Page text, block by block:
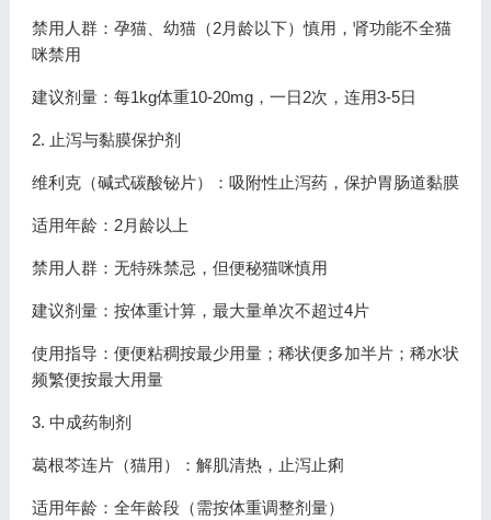
禁用人群：孕猫、幼猫（2月龄以下）慎用，肾功能不全猫
咪禁用
建议剂量：每1kg体重10-20mg，一日2次，连用3-5日
2. 止泻与黏膜保护剂
维利克（碱式碳酸铋片）：吸附性止泻药，保护胃肠道黏膜
适用年龄：2月龄以上
禁用人群：无特殊禁忌，但便秘猫咪慎用
建议剂量：按体重计算，最大量单次不超过4片
使用指导：便便粘稠按最少用量；稀状便多加半片；稀水状
频繁便按最大用量
3. 中成药制剂
葛根芩连片（猫用）：解肌清热，止泻止痢
适用年龄：全年龄段（需按体重调整剂量）